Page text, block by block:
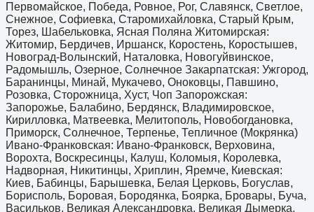
Первомайское, Победа, Ровное, Рог, Славянск, Светлое,
Снежное, Софиевка, Старомихайловка, Старый Крым,
Торез, Шабельковка, Ясная Поляна Житомирская:
Житомир, Бердичев, Иршанск, Коростень, Коростышев,
Новоград-Волынский, Наталовка, Новогуйвинское,
Радомышль, Озерное, Солнечное Закарпатская: Ужгород,
Баранинцы, Минай, Мукачево, Оноковцы, Павшино,
Розовка, Сторожница, Хуст, Чоп Запорожская:
Запорожье, Балабино, Бердянск, Владимировское,
Кирилловка, Матвеевка, Мелитополь, Новобогдановка,
Приморск, Солнечное, Терпенье, Тепличное (Мокрянка)
Ивано-Франковская: Ивано-Франковск, Верховина,
Ворохта, Воскресинцы, Калуш, Коломыя, Королевка,
Надворная, Никитинцы, Хриплин, Яремче, Киевская:
Киев, Бабинцы, Барышевка, Белая Церковь, Богуслав,
Борисполь, Боровая, Бородянка, Боярка, Бровары, Буча,
Васильков, Великая Александровка, Великая Дымерка,